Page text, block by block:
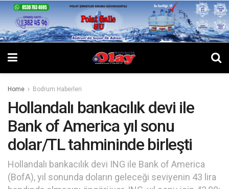
Home Bodrum Haberleri
Hollandalı bankacılık devi ile
Bank of America yıl sonu
dolar/TL tahmininde birleşti
Hollandalı bankacılık devi ING ile Bank of America
(BofA), yıl sonunda doların geleceği seviyenin 43 lira